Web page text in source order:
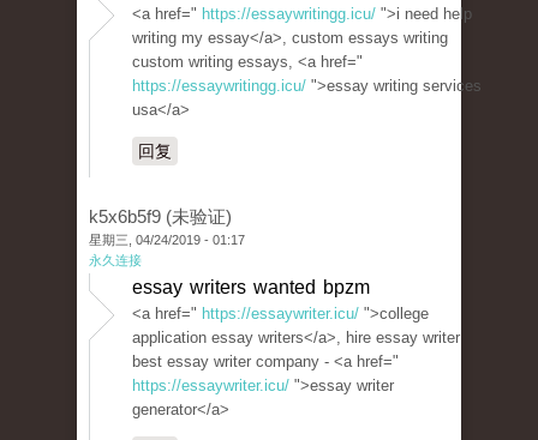
<a href=" https://essaywritingg.icu/ ">i need help
writing my essay</a>, custom essays writing
custom writing essays, <a href="
https://essaywritingg.icu/ ">essay writing services
usa</a>
回复
k5x6b5f9 (未验证)
星期三, 04/24/2019 - 01:17
永久连接
essay writers wanted bpzm
<a href=" https://essaywriter.icu/ ">college
application essay writers</a>, hire essay writer
best essay writer company - <a href="
https://essaywriter.icu/ ">essay writer
generator</a>